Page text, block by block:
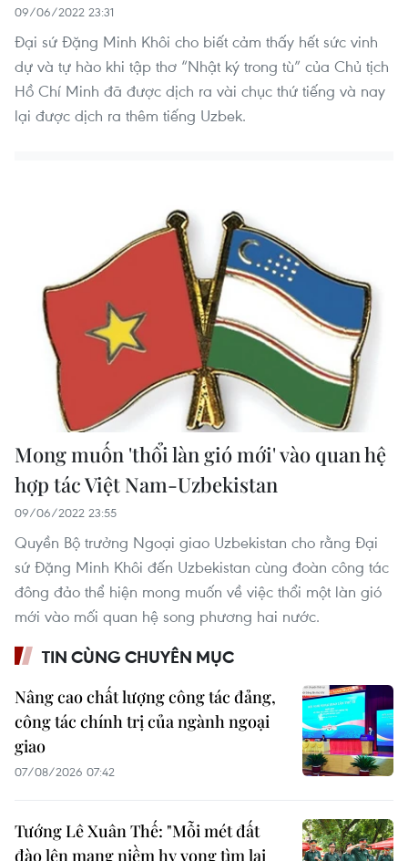
09/06/2022 23:31
Đại sứ Đặng Minh Khôi cho biết cảm thấy hết sức vinh
dự và tự hào khi tập thơ “Nhật ký trong tù” của Chủ tịch
Hồ Chí Minh đã được dịch ra vài chục thứ tiếng và nay
lại được dịch ra thêm tiếng Uzbek.
Mong muốn 'thổi làn gió mới' vào quan hệ
hợp tác Việt Nam-Uzbekistan
09/06/2022 23:55
Quyền Bộ trưởng Ngoại giao Uzbekistan cho rằng Đại
sứ Đặng Minh Khôi đến Uzbekistan cùng đoàn công tác
đông đảo thể hiện mong muốn về việc thổi một làn gió
mới vào mối quan hệ song phương hai nước.
TIN CÙNG CHUYÊN MỤC
Nâng cao chất lượng công tác đảng,
công tác chính trị của ngành ngoại
giao
07/08/2026 07:42
Tướng Lê Xuân Thế: "Mỗi mét đất
đào lên mang niềm hy vọng tìm lại